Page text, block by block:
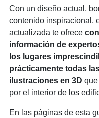
Con un diseño actual,
contenido inspiracional,
actualizada te ofrece
información de
los lugares
prácticamente todas
ilustraciones en 3D que
por el interior de los
En las páginas de esta